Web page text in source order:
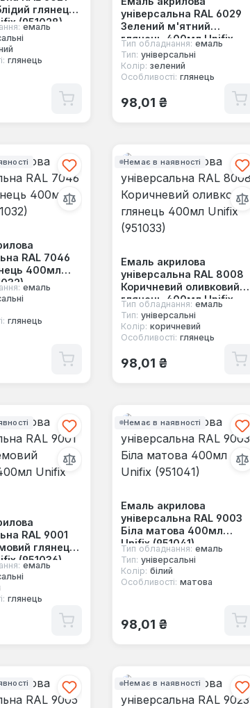
глянець
(951028)
емаль
глянець
універсальна RAL 6029
Зелений м'ятний
глянець 400мл Unifix
(951029)
Тип обладнання: емаль
Тип: універсальні
Колір: зелений
Особливості: глянець
Звичайна ціна:
98,01 ₴
RAL 7046
400мл
емаль
глянець
Немає в наявності
Емаль акрилова
універсальна RAL 8008
Коричневий оливковий
глянець 400мл Unifix
(951033)
Тип обладнання: емаль
Тип: універсальні
Колір: коричневий
Особливості: глянець
Звичайна ціна:
98,01 ₴
RAL 9001
глянець
(951036)
емаль
глянець
Немає в наявності
Емаль акрилова
універсальна RAL 9003
Біла матова 400мл
Unifix (951041)
Тип обладнання: емаль
Тип: універсальні
Колір: білий
Особливості: матова
Звичайна ціна:
98,01 ₴
Немає в наявності